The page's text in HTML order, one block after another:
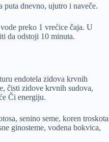
puta dnevno, ujutro i naveče.
preko 1 vrećice čaja. U
da odstoji 10 minuta.
endotela zidova krvnih
čisti zidove krvnih sudova,
Či energiju.
senino seme, koren troskota
ginosteme, vodena bokvica,